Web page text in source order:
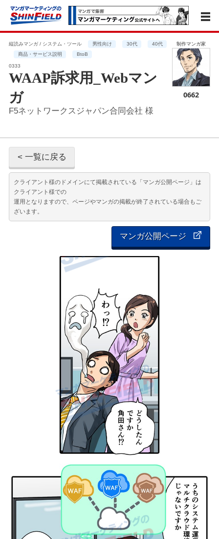
縦読みマンガ / システム・ツール 男性向け 30代
40代
商品・サービス説明
BtoB
0333
WAAP訴求用_Webマン
ガ
F5ネットワークスジャパン合同会社 様
制作マンガ家
0662
< 一覧に戻る
クライアント様のドメインにて掲載されている「マンガ公開ページ」は
クライアント様での
運用となりますので、ページやマンガの掲載が終了されている場合もご
ざいます。
マンガ公開ページ